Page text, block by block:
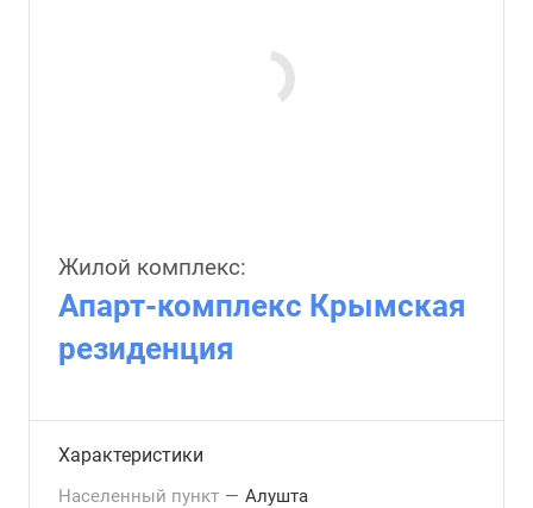
Жилой комплекс:
Апарт-комплекс Крымская
резиденция
Характеристики
Населенный пункт — Алушта